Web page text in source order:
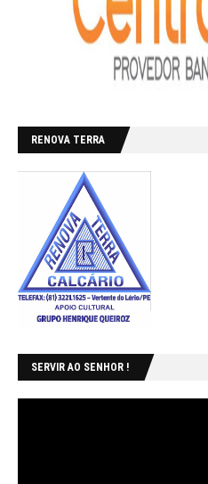
RENOVA TERRA
SERVIR AO SENHOR !